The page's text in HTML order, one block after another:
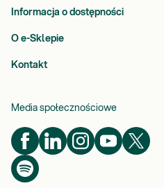
Informacja o dostępności
O e-Sklepie
Kontakt
Media społecznościowe